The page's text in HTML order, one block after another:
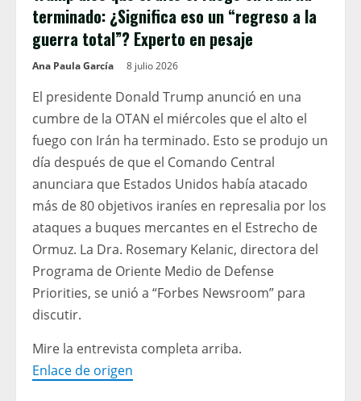
terminado: ¿Significa eso un “regreso a la
guerra total”? Experto en pesaje
Ana Paula García 8 julio 2026
El presidente Donald Trump anunció en una
cumbre de la OTAN el miércoles que el alto el
fuego con Irán ha terminado. Esto se produjo un
día después de que el Comando Central
anunciara que Estados Unidos había atacado
más de 80 objetivos iraníes en represalia por los
ataques a buques mercantes en el Estrecho de
Ormuz. La Dra. Rosemary Kelanic, directora del
Programa de Oriente Medio de Defense
Priorities, se unió a “Forbes Newsroom” para
discutir.
Mire la entrevista completa arriba.
Enlace de origen